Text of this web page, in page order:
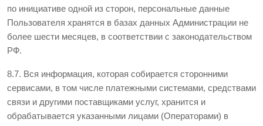
по инициативе одной из сторон, персональные данные
Пользователя хранятся в базах данных Администрации не
более шести месяцев, в соответствии с законодательством
РФ.
8.7. Вся информация, которая собирается сторонними
сервисами, в том числе платежными системами, средствами
связи и другими поставщиками услуг, хранится и
обрабатывается указанными лицами (Операторами) в